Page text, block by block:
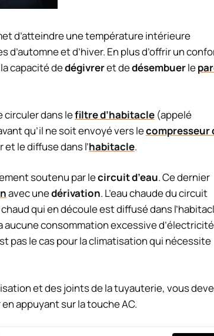
d’atteindre une température intérieure
et d’hiver. En plus d’offrir un
capacité dedégivreret dedésembuerle
circuler dans lefiltre d’habitacle (appelé
qu’il ne soit envoyé vers lecompresseur
le diffuse dans l’habitacle.
soutenu par lecircuit d’eau. Ce dernier
avec unedérivation. L’eau chaude du circuit
chaud qui en découle est diffusé dans
a aucune consommation excessive
pas le cas pour la climatisation qui nécessite
et des joints de la tuyauterie, vous
appuyant sur la touche AC.